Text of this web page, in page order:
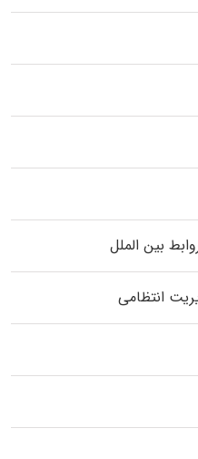
بین الملل
انتظامی